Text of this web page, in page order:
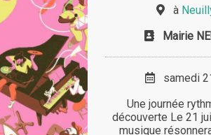
à
Mairie
samedi
Une journée
découverte Le 21
musique